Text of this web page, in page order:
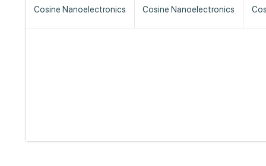
Cosine Nanoelectronics
Cosine Nanoelectronics